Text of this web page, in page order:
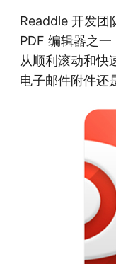
Readdle 开发
PDF 编辑器之
从顺利滚动和快
电子邮件附件还